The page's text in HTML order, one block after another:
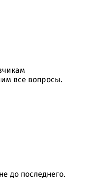
все вопросы.
до последнего.